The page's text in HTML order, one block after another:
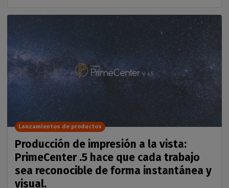
Producción de impresión a la vista:
PrimeCenter .5 hace que cada trabajo
sea reconocible de forma instantánea y
visual.
Lanzamientos de productos